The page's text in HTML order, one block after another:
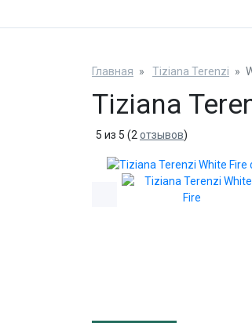
Главная
Tiziana Terenzi
Tiziana
5 из 5 (2 отзывов)